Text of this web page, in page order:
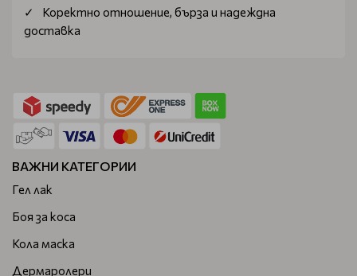
Коректно отношение, бърза и надеждна
доставка
ВАЖНИ КАТЕГОРИИ
Гел лак
Боя за коса
Кола маска
Дермаролери